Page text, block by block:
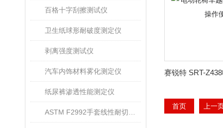
百格十字刮擦测试仪
卫生纸球形耐破度测定仪
剥离强度测试仪
汽车内饰材料雾化测定仪
纸尿裤渗透性能测定仪
首页 上一